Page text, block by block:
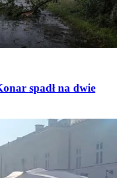
spadł na dwie